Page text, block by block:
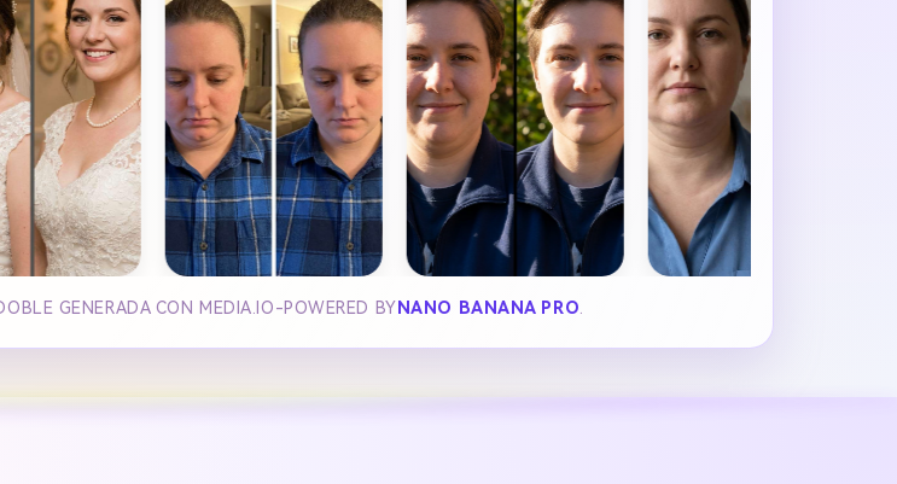
GENERADA CON MEDIA.IO-POWERED BY NANO BANANA PRO